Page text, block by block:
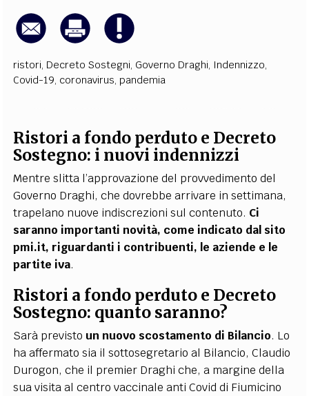
ristori, Decreto Sostegni, Governo Draghi, Indennizzo,
Covid-19, coronavirus, pandemia
Ristori a fondo perduto e Decreto
Sostegno: i nuovi indennizzi
Mentre slitta l’approvazione del provvedimento del
Governo Draghi, che dovrebbe arrivare in settimana,
trapelano nuove indiscrezioni sul contenuto. Ci
saranno importanti novità, come indicato dal sito
pmi.it, riguardanti i contribuenti, le aziende e le
partite iva.
Ristori a fondo perduto e Decreto
Sostegno: quanto saranno?
Sarà previsto un nuovo scostamento di Bilancio. Lo
ha affermato sia il sottosegretario al Bilancio, Claudio
Durogon, che il premier Draghi che, a margine della
sua visita al centro vaccinale anti Covid di Fiumicino